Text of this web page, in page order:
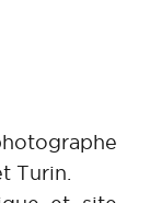
Turin.